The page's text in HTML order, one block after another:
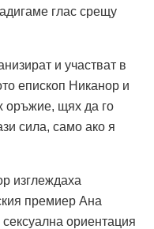
глас срещу
и участват в
епископ Никанор и
оръжие, щях да го
сила, само ако я
изглеждаха
премиер Ана
ориентация